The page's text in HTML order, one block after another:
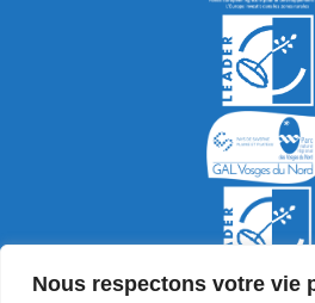
Nous respectons votre vie